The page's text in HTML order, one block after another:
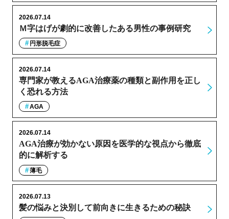
Ｍ字はげが劇的に改善したある男性の事例研究
2026.07.14
円形脱毛症
専門家が教えるAGA治療薬の種類と副作用を正し
く恐れる方法
2026.07.14
AGA
AGA治療が効かない原因を医学的な視点から徹底
的に解析する
2026.07.14
薄毛
髪の悩みと決別して前向きに生きるための秘訣
2026.07.13